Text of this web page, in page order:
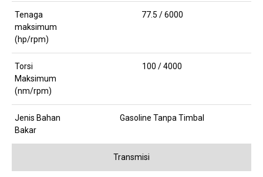
Tenaga
maksimum
(hp/rpm)
77.5 / 6000
Torsi
Maksimum
(nm/rpm)
100 / 4000
Jenis Bahan
Bakar
Gasoline Tanpa Timbal
Transmisi